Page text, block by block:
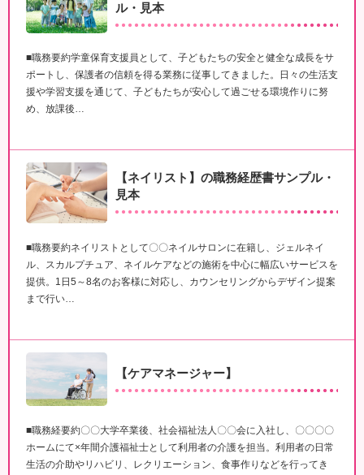
ル・見本
■職務要約学童保育支援員として、子どもたちの安全と健全な成長をサ
ポートし、保護者の信頼を得る業務に従事してきました。日々の生活支
援や学習支援を通じて、子どもたちが安心して過ごせる環境作りに努
め、放課後…
【ネイリスト】の職務経歴書サンプル・
見本
■職務要約ネイリストとして〇〇ネイルサロンに在籍し、ジェルネイ
ル、スカルプチュア、ネイルケアなどの施術を中心に幅広いサービスを
提供。1日5～8名のお客様に対応し、カウンセリングからデザイン提案
まで行い…
【ケアマネージャー】
■職務経要約〇〇大学卒業後、社会福祉法人〇〇会に入社し、〇〇〇〇
ホームにて×年間介護福祉士として利用者の介護を担当。利用者の日常
生活の介助やリハビリ、レクリエーション、食事作りなどを行ってき